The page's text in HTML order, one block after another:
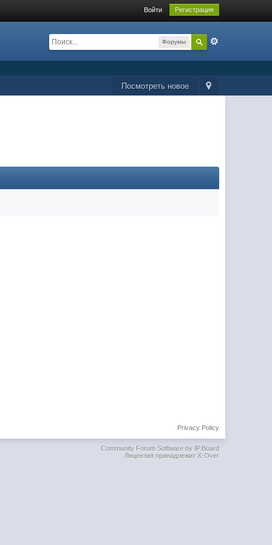
Войти Регистрация
Форумы
Посмотреть новое
Privacy Policy
Community Forum Software by IP.Board
Лицензия принадлежит X-Over